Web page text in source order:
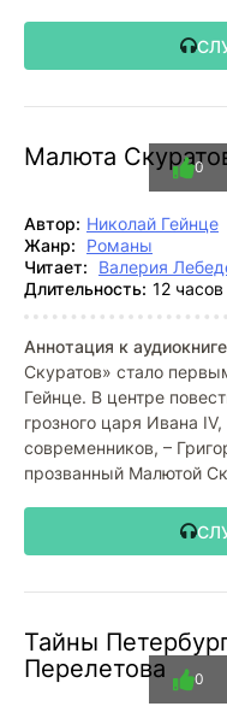
Малюта 0
Автор: Николай Гейнце
Жанр:
Романы
Читает:
Валерия
Длительность: 12
Аннотация к
Скуратов» стало
Гейнце. В центре
грозного царя Ивана
современников, –
прозванный Малютой
Тайны
Перелетова
0